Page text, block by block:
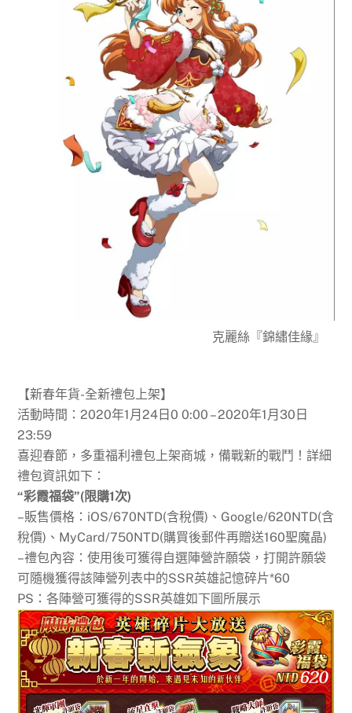
克麗絲『錦繡佳緣』
【新春年貨-全新禮包上架】
活動時間：2020年1月24日0 0:00 – 2020年1月30日
23:59
喜迎春節，多重福利禮包上架商城，備戰新的戰鬥！詳細
禮包資訊如下：
“彩霞福袋”(限購1次)
–販售價格：iOS/670NTD(含稅價)、Google/620NTD(含
稅價)、MyCard/750NTD(購買後郵件再贈送160聖魔晶)
–禮包內容：使用後可獲得自選陣營許願袋，打開許願袋
可隨機獲得該陣營列表中的SSR英雄記憶碎片*60
PS：各陣營可獲得的SSR英雄如下圖所展示